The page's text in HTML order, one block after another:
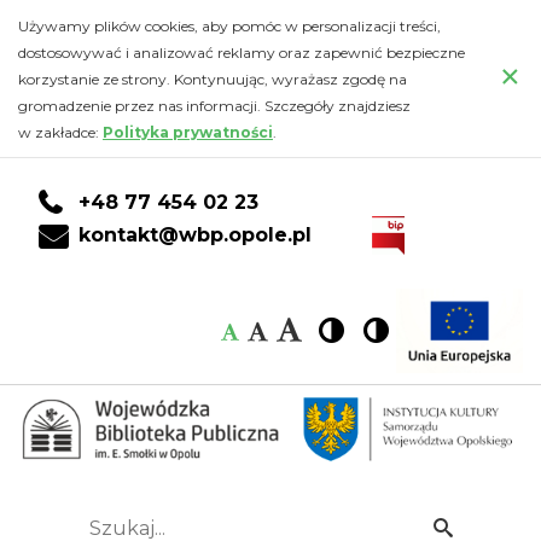
Kalendarz
Wojewódzka
Biblioteka
Publiczna
Emanuela
Smołki
w
Opolu
do
głównej
treści
DO
KONTA
CZYTELNIKA
DO
WYSZUKIWARKI
do
stopki
Używamy plików cookies, aby pomóc w personalizacji treści,
dostosowywać i analizować reklamy oraz zapewnić bezpieczne
korzystanie ze strony. Kontynuując, wyrażasz zgodę na
gromadzenie przez nas informacji. Szczegóły znajdziesz
w zakładce: Polityka prywatności.
×
+48 77 454 02 23
kontakt@wbp.opole.pl
Czcionka:
Czcionka
Czcionka
Czcionka
Wysoki
kontrast
Wysoki
kontrast
Idź
Szukaj...